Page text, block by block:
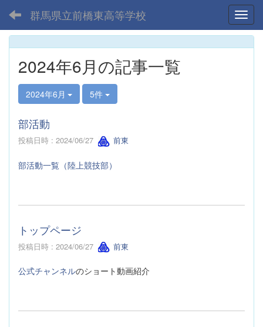
群馬県立前橋東高等学校
2024年6月の記事一覧
2024年6月 5件
部活動
投稿日時 : 2024/06/27 前東
部活動一覧（陸上競技部）
トップページ
投稿日時 : 2024/06/27 前東
公式チャンネルのショート動画紹介